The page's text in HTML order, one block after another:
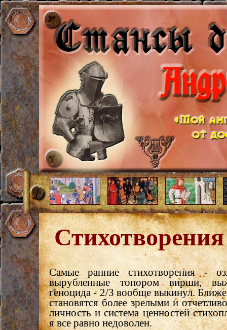
Стихотворения
Самые ранние стихотворения -
вырубленные топором вирши,
геноцида - 2/3 вообще выкинул. Ближе
становятся более зрелыми и
личность и система ценностей
я все равно недоволен.